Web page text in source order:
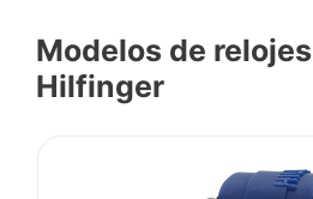
Modelos de
Hilfinger